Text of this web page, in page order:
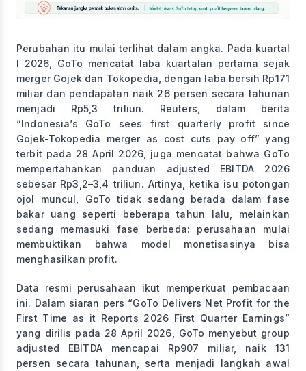
Perubahan itu mulai terlihat dalam angka. Pada kuartal
I 2026, GoTo mencatat laba kuartalan pertama sejak
merger Gojek dan Tokopedia, dengan laba bersih Rp171
miliar dan pendapatan naik 26 persen secara tahunan
menjadi Rp5,3 triliun. Reuters, dalam berita
“Indonesia’s GoTo sees first quarterly profit since
Gojek-Tokopedia merger as cost cuts pay off” yang
terbit pada 28 April 2026, juga mencatat bahwa GoTo
mempertahankan panduan adjusted EBITDA 2026
sebesar Rp3,2–3,4 triliun. Artinya, ketika isu potongan
ojol muncul, GoTo tidak sedang berada dalam fase
bakar uang seperti beberapa tahun lalu, melainkan
sedang memasuki fase berbeda: perusahaan mulai
membuktikan bahwa model monetisasinya bisa
menghasilkan profit.
Data resmi perusahaan ikut memperkuat pembacaan
ini. Dalam siaran pers “GoTo Delivers Net Profit for the
First Time as it Reports 2026 First Quarter Earnings”
yang dirilis pada 28 April 2026, GoTo menyebut group
adjusted EBITDA mencapai Rp907 miliar, naik 131
persen secara tahunan, serta menjadi langkah awal